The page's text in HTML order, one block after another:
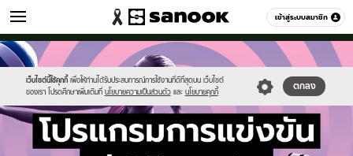
เข้าสู่ระบบสมาชิก
กีฬา หมวดอื่นๆ
เว็บไซต์นี้ใช้คุกกี้ เพื่อให้ท่านได้รับประสบการณ์การใช้งานที่ดีที่สุดบน เว็บไซต์
ของเรา โปรดศึกษาเพิ่มเติมที่ นโยบายความเป็นส่วนตัว และ นโยบายคุกกี้
ตกลง
Sanook
//s.isanook.com/sr/0/images/logo-
new-
sanook.png
600
60
//s.isanook.com/sp/0/ud/305/1525035/1200x720-
3.jpg